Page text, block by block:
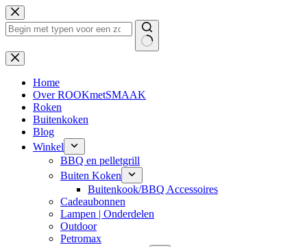
Ga
naar
de
Geen
resultaten
Home
Over ROOKmetSMAAK
Roken
Buitenkoken
Blog
Winkel
BBQ en pelletgrill
Buiten Koken
Buitenkook/BBQ Accessoires
Cadeaubonnen
Lampen | Onderdelen
Outdoor
Petromax